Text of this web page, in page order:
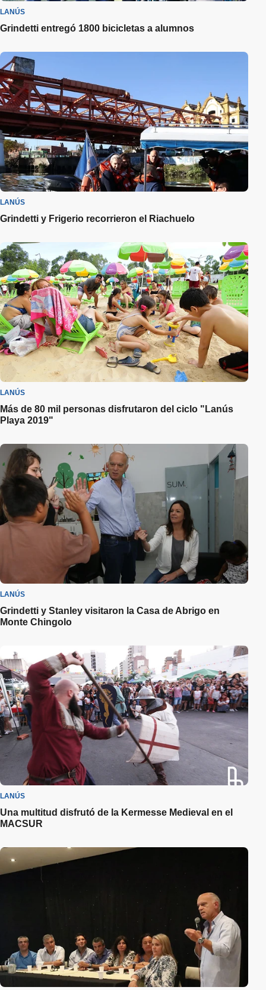
LANÚS
Grindetti entregó 1800 bicicletas a alumnos
LANÚS
Grindetti y Frigerio recorrieron el Riachuelo
LANÚS
Más de 80 mil personas disfrutaron del ciclo "Lanús
Playa 2019"
LANÚS
Grindetti y Stanley visitaron la Casa de Abrigo en
Monte Chingolo
LANÚS
Una multitud disfrutó de la Kermesse Medieval en el
MACSUR